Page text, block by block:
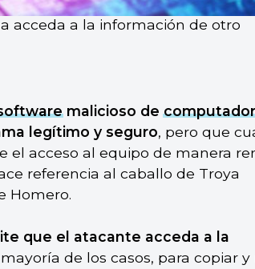
acceda a la información de otro
malicioso de
legítimo y seguro, pero que
acceso al equipo de manera
referencia al caballo de Troya
Homero.
que el atacante acceda a la
de los casos, para copiar y